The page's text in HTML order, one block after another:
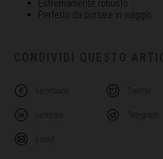
Estremamente robusto
Perfetto da portare in viaggio